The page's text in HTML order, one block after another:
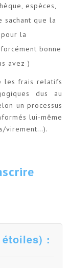
espèces,
sachant que la
la
bonne
avez )
les frais relatifs
dus au
un processus
lui-même
virement…).
: